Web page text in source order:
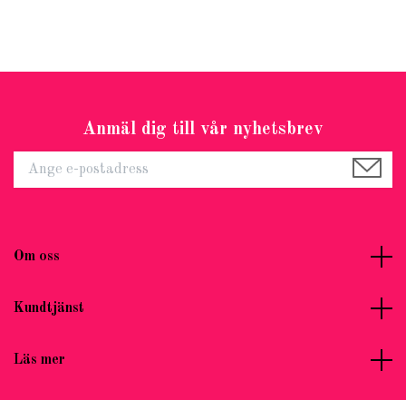
Anmäl dig till vår nyhetsbrev
Om oss
Kundtjänst
Läs mer